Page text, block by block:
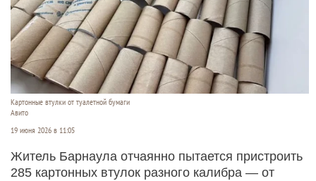
Картонные втулки от туалетной бумаги
Авито
19 июня 2026 в 11:05
Житель Барнаула отчаянно пытается пристроить
285 картонных втулок разного калибра — от